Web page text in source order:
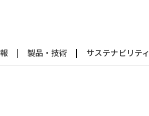
製品・技術 サステナビリティ